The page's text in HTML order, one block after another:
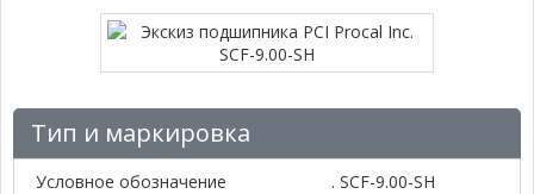
Тип и маркировка
Условное обозначение . SCF-9.00-SH